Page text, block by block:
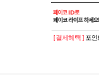
[ 결제혜택 ] 포인